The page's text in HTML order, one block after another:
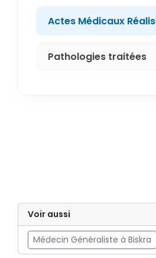
Actes Médicaux
Pathologies traitées
Voir aussi
Médecin Généraliste à Biskra